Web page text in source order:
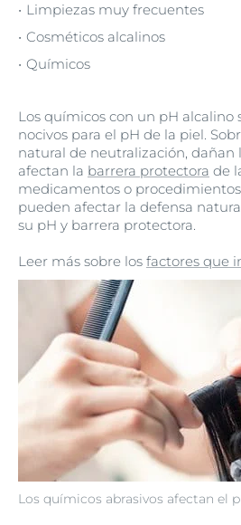
Los químicos abrasivos afectan el
Limpiezas muy frecuentes
Cosméticos alcalinos
Químicos
Los químicos con un pH
nocivos para el pH de la piel.
natural de neutralización, dañan
afectan la barrera protectora de
medicamentos o
pueden afectar la defensa
su pH y barrera protectora.
Leer más sobre los factores que